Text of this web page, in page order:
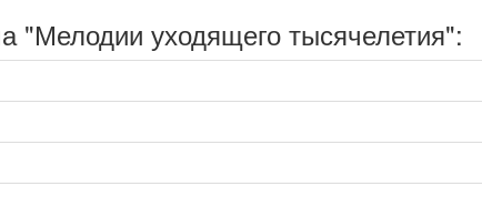
"Мелодии уходящего тысячелетия":